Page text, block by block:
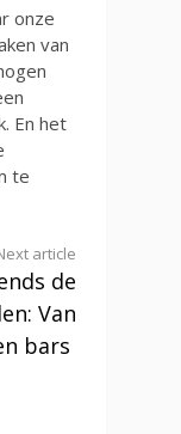
onze
van
En het
te
article
de
Van
bars